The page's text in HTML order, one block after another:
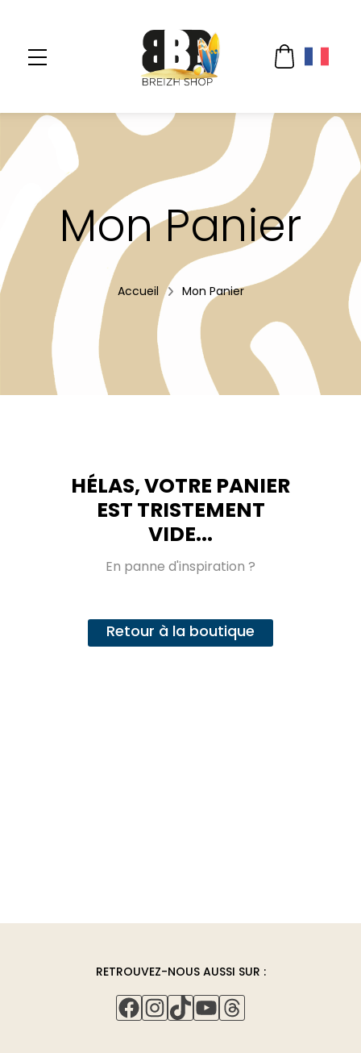
Mon Panier
Accueil Mon Panier
HÉLAS, VOTRE PANIER
EST TRISTEMENT
VIDE...
En panne d'inspiration ?
Retour à la boutique
RETROUVEZ-NOUS AUSSI SUR :
FACEBOOK
INSTAGRAM
TIKTOKYOUTUBETHREADS